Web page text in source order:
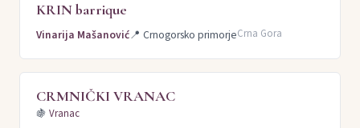
KRIN barrique
Vinarija Mašanović📍 Crnogorsko primorjeCrna Gora
CRMNIČKI VRANAC
🍇 Vranac